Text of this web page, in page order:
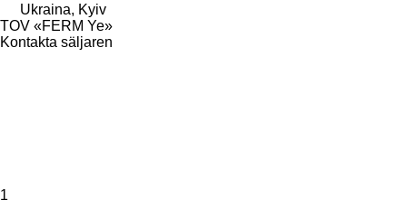
Ukraina, Kyiv
TOV «FERM Ye»
Kontakta säljaren
1